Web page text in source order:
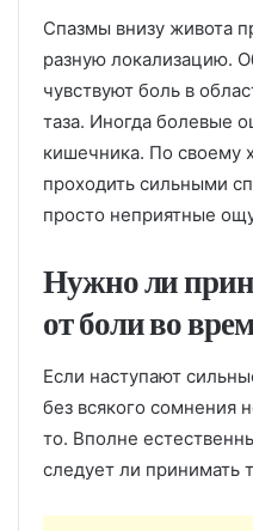
Спазмы внизу живота
разную локализацию.
чувствуют боль в
таза. Иногда болевые
кишечника. По своему
проходить сильными
просто неприятные
Нужно ли
от боли во
Если наступают
без всякого сомнения
то. Вполне
следует ли принимать